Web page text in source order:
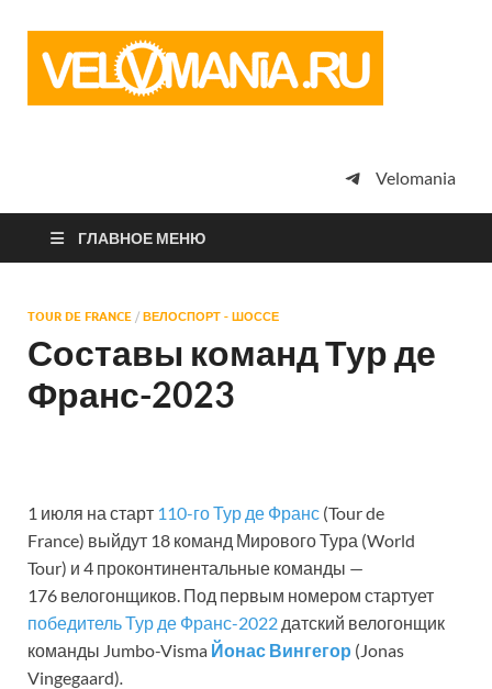
просто
Velomania
ГЛАВНОЕ МЕНЮ
TOUR DE FRANCE / ВЕЛОСПОРТ - ШОССЕ
Составы команд Тур де
Франс-2023
1 июля на старт 110-го Тур де Франс (Tour de
France) выйдут 18 команд Мирового Тура (World
Tour) и 4 проконтинентальные команды —
176 велогонщиков. Под первым номером стартует
победитель Тур де Франс-2022 датский велогонщик
команды Jumbo-Visma Йонас Вингегор (Jonas
Vingegaard).